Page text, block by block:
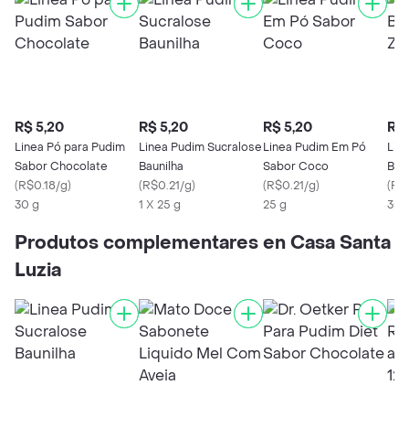
R$ 5,20
Linea Pó para Pudim
Sabor Chocolate
(R$0.18/g)
30 g
R$ 5,20
Linea Pudim Sucralose
Baunilha
(R$0.21/g)
1 X 25 g
R$ 5,20
Linea Pudim Em Pó
Sabor Coco
(R$0.21/g)
25 g
R$
(
Produtos complementares en Casa Santa
Luzia